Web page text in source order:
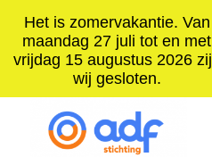
Het is zomervakantie. Van
maandag 27 juli tot en met
vrijdag 15 augustus 2026
wij gesloten.